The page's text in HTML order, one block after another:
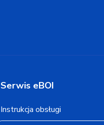
Serwis eBOI
Instrukcja obsługi